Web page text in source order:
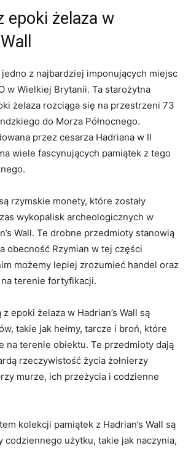
epoki żelaza w
jedno z najbardziej ⁢imponujących miejsc
‍w‌ Wielkiej Brytanii. Ta ⁢starożytna
żelaza rozciąga się na przestrzeni 73
do Morza Północnego.
‌przez‍ cesarza Hadriana w II
wiele fascynujących pamiątek z tego
rzymskie monety, które zostały‍
wykopalisk archeologicznych‌ w
Wall.‌ Te drobne ⁢przedmioty⁣ stanowią
obecność Rzymian w tej części
możemy lepiej ⁢zrozumieć handel ‍oraz
terenie fortyfikacji.
epoki żelaza w Hadrian’s Wall⁤ są
takie jak hełmy, tarcze i broń,⁤ które
​na terenie obiektu. Te przedmioty dają
rzeczywistość życia żołnierzy
murze, ⁤ich przeżycia i codzienne
kolekcji pamiątek ⁢z Hadrian’s Wall są
codziennego użytku, takie jak naczynia,